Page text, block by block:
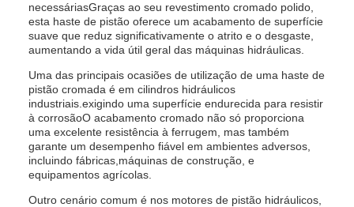
necessáriasGraças ao seu revestimento cromado polido,
esta haste de pistão oferece um acabamento de superfície
suave que reduz significativamente o atrito e o desgaste,
aumentando a vida útil geral das máquinas hidráulicas.
Uma das principais ocasiões de utilização de uma haste de
pistão cromada é em cilindros hidráulicos
industriais.exigindo uma superfície endurecida para resistir
à corrosãoO acabamento cromado não só proporciona
uma excelente resistência à ferrugem, mas também
garante um desempenho fiável em ambientes adversos,
incluindo fábricas,máquinas de construção, e
equipamentos agrícolas.
Outro cenário comum é nos motores de pistão hidráulicos,